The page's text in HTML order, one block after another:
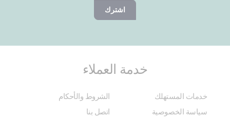
اشترك
خدمة العملاء
خدمات المستهلك
الشروط والأحكام
سياسة الخصوصية
اتصل بنا